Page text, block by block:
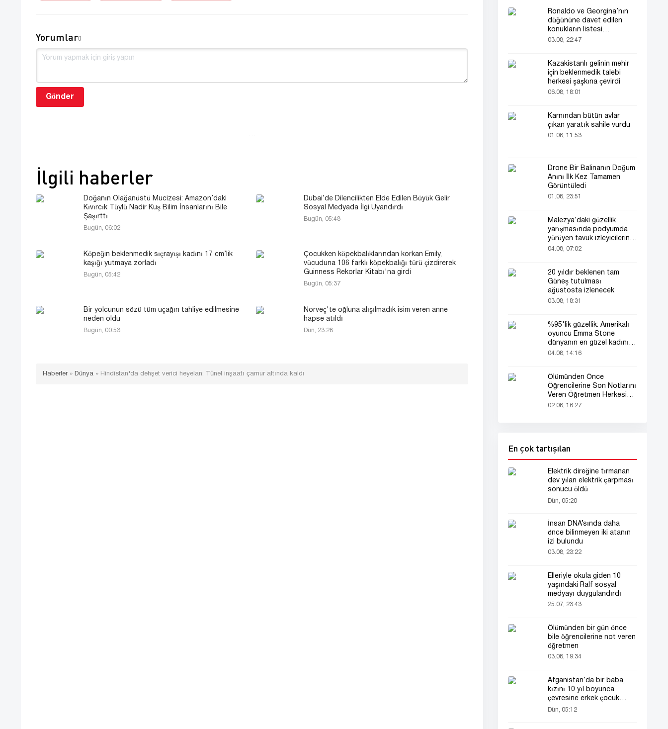
Yorumlar0
Gönder
…
İlgili haberler
Doğanın Olağanüstü Mucizesi: Amazon’daki
Kıvırcık Tüylü Nadir Kuş Bilim İnsanlarını Bile
Şaşırttı
Bugün, 06:02
Dubai’de Dilencilikten Elde Edilen Büyük Gelir
Sosyal Medyada İlgi Uyandırdı
Bugün, 05:48
Köpeğin beklenmedik sıçrayışı kadını 17 cm’lik
kaşığı yutmaya zorladı
Bugün, 05:42
Çocukken köpekbalıklarından korkan Emily,
vücuduna 106 farklı köpekbalığı türü çizdirerek
Guinness Rekorlar Kitabı'na girdi
Bugün, 05:37
Bir yolcunun sözü tüm uçağın tahliye edilmesine
neden oldu
Bugün, 00:53
Norveç'te oğluna alışılmadık isim veren anne
hapse atıldı
Dün, 23:28
Haberler» Dünya » Hindistan'da dehşet verici heyelan: Tünel inşaatı çamur altında kaldı
Ronaldo ve Georgina’nın
düğününe davet edilen
konukların listesi
gündemde
03.08, 22:47
Kazakistanlı gelinin mehir
için beklenmedik talebi
herkesi şaşkına çevirdi
06.08, 18:01
Karnından bütün avlar
çıkan yaratık sahile vurdu
01.08, 11:53
Drone Bir Balinanın Doğum
Anını İlk Kez Tamamen
Görüntüledi
01.08, 23:51
Malezya’daki güzellik
yarışmasında podyumda
yürüyen tavuk izleyicilerin
ilgisini çekti
04.08, 07:02
20 yıldır beklenen tam
Güneş tutulması
ağustosta izlenecek
03.08, 18:31
%95'lik güzellik: Amerikalı
oyuncu Emma Stone
dünyanın en güzel kadını
seçildi!
04.08, 14:16
Ölümünden Önce
Öğrencilerine Son Notlarını
Veren Öğretmen Herkesi
Derinden Etkiledi
02.08, 16:27
En çok tartışılan
Elektrik direğine tırmanan
dev yılan elektrik çarpması
sonucu öldü
Dün, 05:20
İnsan DNA’sında daha
önce bilinmeyen iki atanın
izi bulundu
03.08, 23:22
Elleriyle okula giden 10
yaşındaki Ralf sosyal
medyayı duygulandırdı
25.07, 23:43
Ölümünden bir gün önce
bile öğrencilerine not veren
öğretmen
03.08, 19:34
Afganistan’da bir baba,
kızını 10 yıl boyunca
çevresine erkek çocuk
olarak tanıttı
Dün, 05:12